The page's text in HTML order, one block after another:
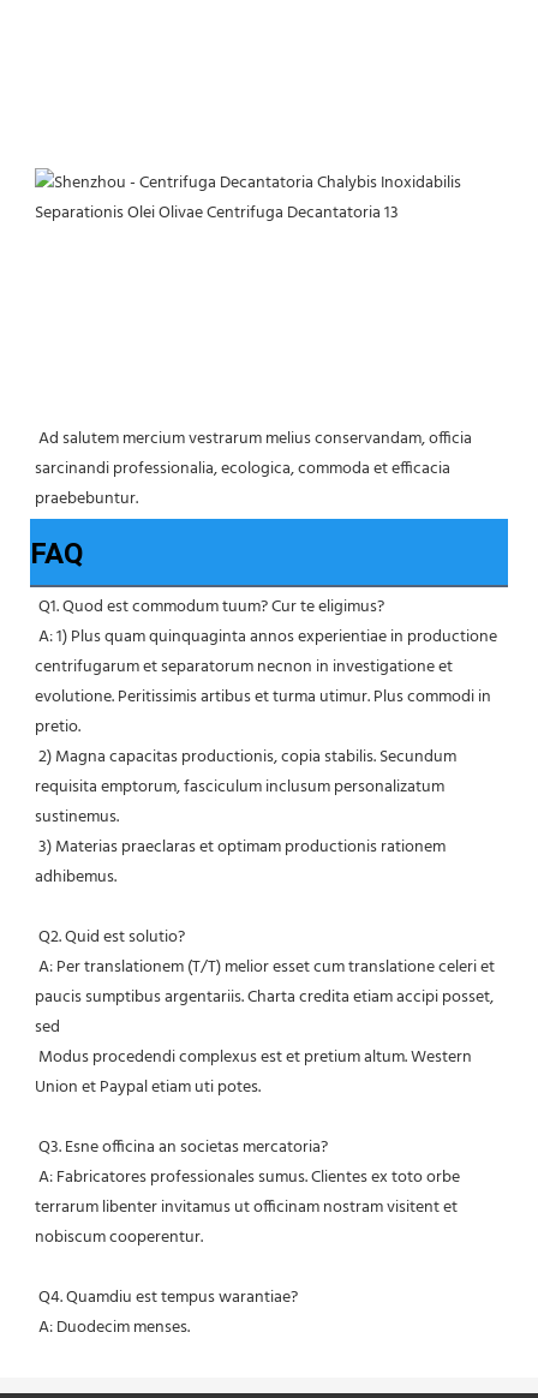
sarcinandi professionalia, ecologica, commoda et efficacia
praebebuntur.
FAQ
Q1. Quod est commodum tuum? Cur te eligimus?
centrifugarum et separatorum necnon in investigatione et
evolutione. Peritissimis artibus et turma utimur. Plus commodi in
pretio.
requisita emptorum, fasciculum inclusum personalizatum
sustinemus.
adhibemus.
Q2. Quid est solutio?
paucis sumptibus argentariis. Charta credita etiam accipi posset,
sed
Union et Paypal etiam uti potes.
Q3. Esne officina an societas mercatoria?
terrarum libenter invitamus ut officinam nostram visitent et
nobiscum cooperentur.
Q4. Quamdiu est tempus warantiae?
A: Duodecim menses.